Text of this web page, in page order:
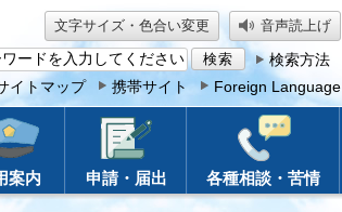
文字サイズ・色合い変更 音声読上げ
検索方法
イトマップ 携帯サイト Foreign Language
案内 申請・届出 各種相談・苦情